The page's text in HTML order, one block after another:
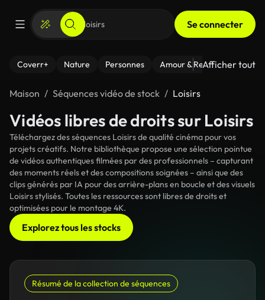
Se connecter
Coverr+ Nature Personnes Amour & Relations Le
Afficher tout
Maison Séquences vidéo de stock Loisirs
Vidéos libres de droits sur Loisirs
Téléchargez des séquences Loisirs de qualité cinéma pour vos
projets créatifs. Notre bibliothèque propose une sélection pointue
de vidéos authentiques filmées par des professionnels – capturant
des moments réels et des compositions soignées – ainsi que des
clips générés par IA pour des arrière-plans en boucle et des visuels
Loisirs stylisés. Toutes les ressources sont libres de droits et
optimisées pour le montage 4K.
Explorez tous les stocks
Résumé de la collection de séquences